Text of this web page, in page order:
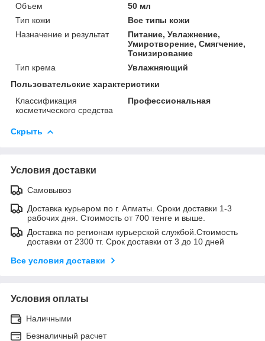
Объем
50 мл
Тип кожи
Все типы кожи
Назначение и результат
Питание, Увлажнение,
Умиротворение, Смягчение,
Тонизирование
Тип крема
Увлажняющий
Пользовательские характеристики
Классификация
косметического средства
Профессиональная
Скрыть
Условия доставки
Самовывоз
Доставка курьером по г. Алматы. Сроки доставки 1-3
рабочих дня. Стоимость от 700 тенге и выше.
Доставка по регионам курьерской службой.Стоимость
доставки от 2300 тг. Срок доставки от 3 до 10 дней
Все условия доставки
Условия оплаты
Наличными
Безналичный расчет